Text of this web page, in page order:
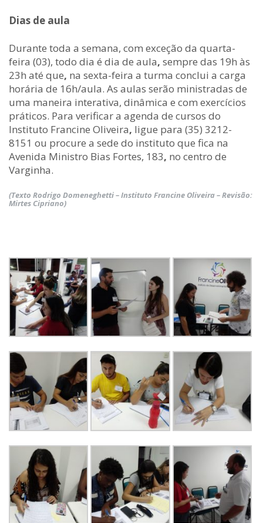
Dias de aula
Durante toda a semana, com exceção da quarta-
feira (03), todo dia é dia de aula, sempre das 19h às
23h até que, na sexta-feira a turma conclui a carga
horária de 16h/aula. As aulas serão ministradas de
uma maneira interativa, dinâmica e com exercícios
práticos. Para verificar a agenda de cursos do
Instituto Francine Oliveira, ligue para (35) 3212-
8151 ou procure a sede do instituto que fica na
Avenida Ministro Bias Fortes, 183, no centro de
Varginha.
(Texto Rodrigo Domeneghetti – Instituto Francine Oliveira – Revisão:
Mirtes Cipriano)